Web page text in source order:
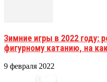
Зимние игры в 2022 году:
фигурному катанию, на
9 февраля 2022